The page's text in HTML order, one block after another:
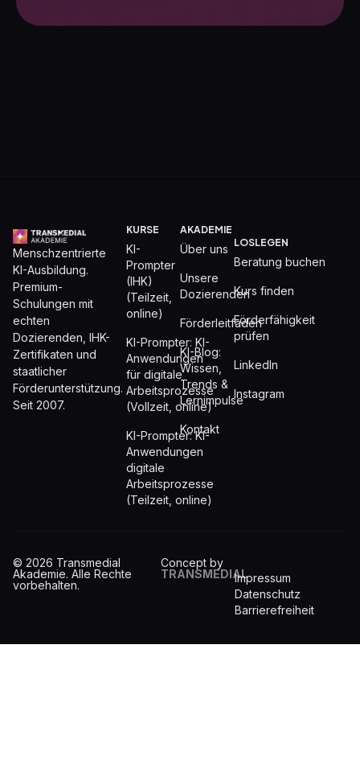
Menschzentrierte
KI-Ausbildung.
Premium-
Schulungen mit
echten
Dozierenden, IHK-
Zertifikaten und
staatlicher
Förderunterstützung.
Seit 2007.
KURSE
KI-
Prompter
(IHK)
(Teilzeit,
online)
KI-Prompter: KI-
Anwendungen
für digitale
Arbeitsprozesse
(Vollzeit, online)
KI-Prompter: KI-
Anwendungen
digitale
Arbeitsprozesse
(Teilzeit, online)
AKADEMIE
Über uns
Unsere
Dozierenden
Förderleitfaden
KI-Blog:
Wissen,
Trends &
Lernimpulse
Kontakt
LOSLEGEN
Beratung buchen
Kurs finden
Förderfähigkeit
prüfen
LinkedIn
Instagram
© 2026 Transmedial
Akademie. Alle Rechte
vorbehalten.
Concept by
TRANSMEDIALImpressum
Datenschutz
Barrierefreiheit